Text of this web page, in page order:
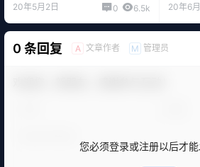
20年5月2日 0 6.5k 20年6
0 条回复 A 文章作者 M 管理员
您必须登录或注册以后才